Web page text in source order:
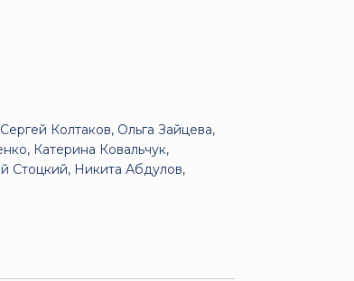
Колтаков, Ольга Зайцева,
Катерина Ковальчук,
Стоцкий, Никита Абдулов,